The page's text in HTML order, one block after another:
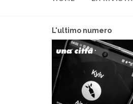
L'ultimo numero